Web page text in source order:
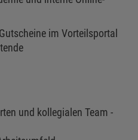
im Vorteilsportal
und kollegialen Team -